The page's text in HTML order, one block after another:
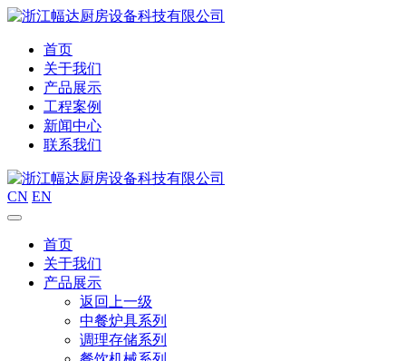
首页
关于我们
产品展示
工程案例
新闻中心
联系我们
CN EN
首页
关于我们
产品展示
返回上一级
中餐炉具系列
调理存储系列